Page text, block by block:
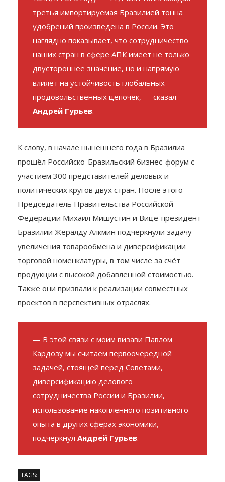
третья импортируемая Бразилией тонна
удобрений произведена в России. Это
наглядно показывает, что сотрудничество
наших стран в сфере АПК имеет не только
двустороннее значение, но и напрямую
влияет на устойчивость глобальных
продовольственных цепочек, — сказал
Андрей Гурьев.
К слову, в начале нынешнего года в Бразилиа
прошёл Российско-Бразильский бизнес-форум с
участием 300 представителей деловых и
политических кругов двух стран. После этого
Председатель Правительства Российской
Федерации Михаил Мишустин и Вице-президент
Бразилии Жералду Алкмин подчеркнули задачу
увеличения товарообмена и диверсификации
торговой номенклатуры, в том числе за счёт
продукции с высокой добавленной стоимостью.
Также они призвали к реализации совместных
проектов в перспективных отраслях.
— В этой связи с моим визави Павлом
Кардозу мы считаем первоочередной
задачей, стоящей перед Советами,
диверсификацию делового
сотрудничества России и Бразилии,
использование накопленного позитивного
опыта в других сферах экономики, —
подчеркнул Андрей Гурьев.
TAGS: